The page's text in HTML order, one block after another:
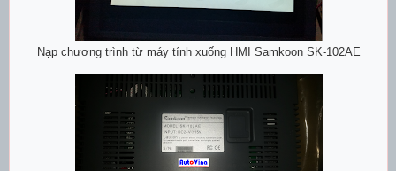
Nạp chương trình từ máy tính xuống HMI Samkoon SK-102AE